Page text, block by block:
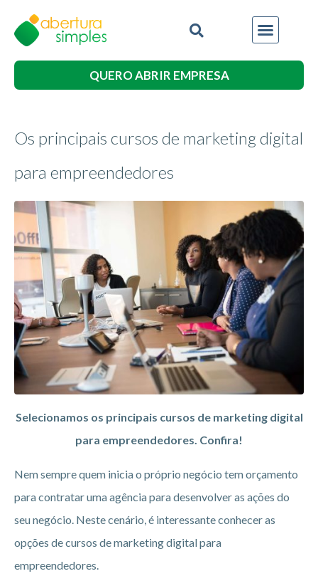
QUERO ABRIR EMPRESA
Os principais cursos de marketing digital
para empreendedores
Selecionamos os principais cursos de marketing digital
para empreendedores. Confira!
Nem sempre quem inicia o próprio negócio tem orçamento
para contratar uma agência para desenvolver as ações do
seu negócio. Neste cenário, é interessante conhecer as
opções de cursos de marketing digital para
empreendedores.